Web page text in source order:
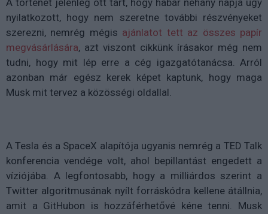
A történet jelenleg ott tart, hogy habár néhány napja úgy
nyilatkozott, hogy nem szeretne további részvényeket
szerezni, nemrég mégis ajánlatot tett az összes papír
megvásárlására, azt viszont cikkünk írásakor még nem
tudni, hogy mit lép erre a cég igazgatótanácsa. Arról
azonban már egész kerek képet kaptunk, hogy maga
Musk mit tervez a közösségi oldallal.
A Tesla és a SpaceX alapítója ugyanis nemrég a TED Talk
konferencia vendége volt, ahol bepillantást engedett a
víziójába. A legfontosabb, hogy a milliárdos szerint a
Twitter algoritmusának nyílt forráskódra kellene átállnia,
amit a GitHubon is hozzáférhetővé kéne tenni. Musk